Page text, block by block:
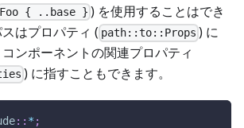
Foo { ..base } ) を使用することはでき
はプロパティ ( path::to::Props ) に
ンポーネントの関連プロパティ
) に指すこともできます。
:: * ;